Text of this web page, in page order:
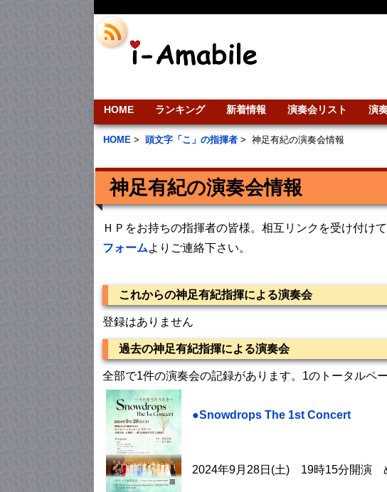
HOME ランキング 新着情報 演奏会リスト 演
HOME > 頭文字「こ」の指揮者 > 神足有紀の演奏会情報
神足有紀の演奏会情報
ＨＰをお持ちの指揮者の皆様。相互リンクを受け付け
フォームよりご連絡下さい。
これからの神足有紀指揮による演奏会
登録はありません
過去の神足有紀指揮による演奏会
全部で1件の演奏会の記録があります。1のトータルペ
●Snowdrops The 1st Concert
2024年9月28日(土) 19時15分開演